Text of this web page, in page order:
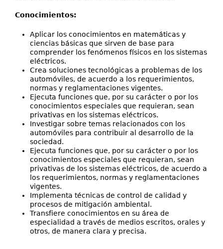
Conocimientos:
Aplicar los conocimientos en matemáticas y
ciencias básicas que sirven de base para
comprender los fenómenos físicos en los sistemas
eléctricos.
Crea soluciones tecnológicas a problemas de los
automóviles, de acuerdo a los requerimientos,
normas y reglamentaciones vigentes.
Ejecuta funciones que, por su carácter o por los
conocimientos especiales que requieran, sean
privativas en los sistemas eléctricos.
Investigar sobre temas relacionados con los
automóviles para contribuir al desarrollo de la
sociedad.
Ejecuta funciones que, por su carácter o por los
conocimientos especiales que requieran, sean
privativas de los sistemas eléctricos, de acuerdo a
los requerimientos, normas y reglamentaciones
vigentes.
Implementa técnicas de control de calidad y
procesos de mitigación ambiental.
Transfiere conocimientos en su área de
especialidad a través de medios escritos, orales y
otros, de manera clara y precisa.